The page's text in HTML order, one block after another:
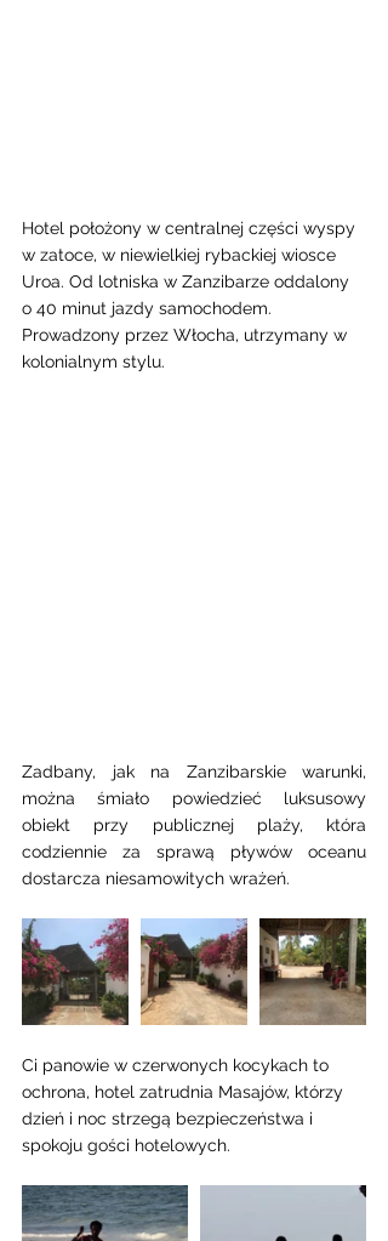
Hotel położony w centralnej części wyspy
w zatoce, w niewielkiej rybackiej wiosce
Uroa. Od lotniska w Zanzibarze oddalony
o 40 minut jazdy samochodem.
Prowadzony przez Włocha, utrzymany w
kolonialnym stylu.
Zadbany, jak na Zanzibarskie warunki,
można śmiało powiedzieć luksusowy
obiekt przy publicznej plaży, która
codziennie za sprawą pływów oceanu
dostarcza niesamowitych wrażeń.
Ci panowie w czerwonych kocykach to
ochrona, hotel zatrudnia Masajów, którzy
dzień i noc strzegą bezpieczeństwa i
spokoju gości hotelowych.